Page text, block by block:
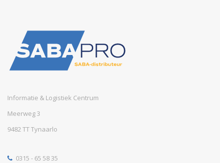
Informatie & Logistiek Centrum
Meerweg 3
9482 TT Tynaarlo
0315 - 65 58 35